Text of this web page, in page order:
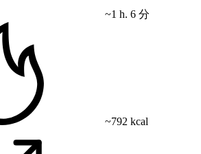
~1 h. 6 分
~792 kcal